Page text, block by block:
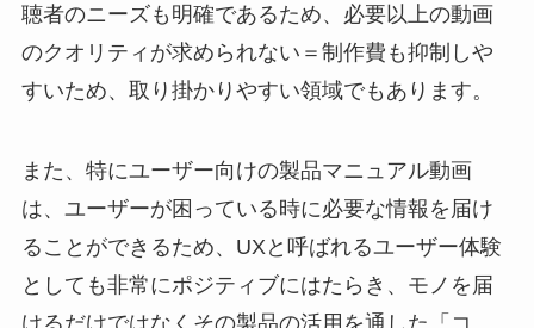
聴者のニーズも明確であるため、必要以上の動画
のクオリティが求められない＝制作費も抑制しや
すいため、取り掛かりやすい領域でもあります。
また、特にユーザー向けの製品マニュアル動画
は、ユーザーが困っている時に必要な情報を届け
ることができるため、UXと呼ばれるユーザー体験
としても非常にポジティブにはたらき、モノを届